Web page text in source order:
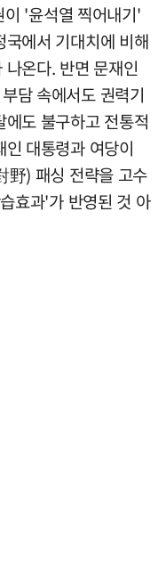
'윤석열 찍어내기'
에서 기대치에 비해
온다. 반면 문재인
담 속에서도 권력기
도 불구하고 전통적
대통령과 여당이
野) 패싱 전략을 고수
효과'가 반영된 것 아